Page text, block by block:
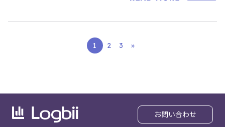
1 2 3 »
お問い合わせ